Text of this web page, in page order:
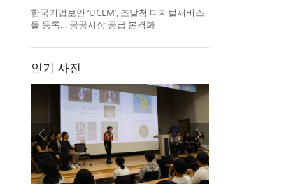
한국기업보안 ‘UCLM’, 조달청 디지털서비스
몰 등록… 공공시장 공급 본격화
인기 사진